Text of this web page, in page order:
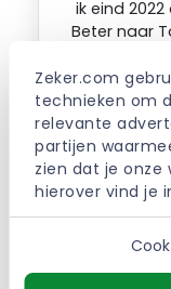
Zeker.com
technieken om
relevante
partijen
zien dat je onze
hierover vind je
ik eind
Beter naar
vanuit
verschil in
Tand Best
ruim 4 jaar
2022 heb ik
er vanuit
80 pct)
polis. Niets
te